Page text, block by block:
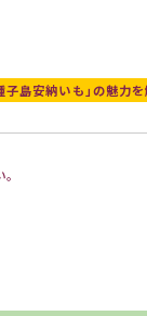
子島安納いも｣の魅力